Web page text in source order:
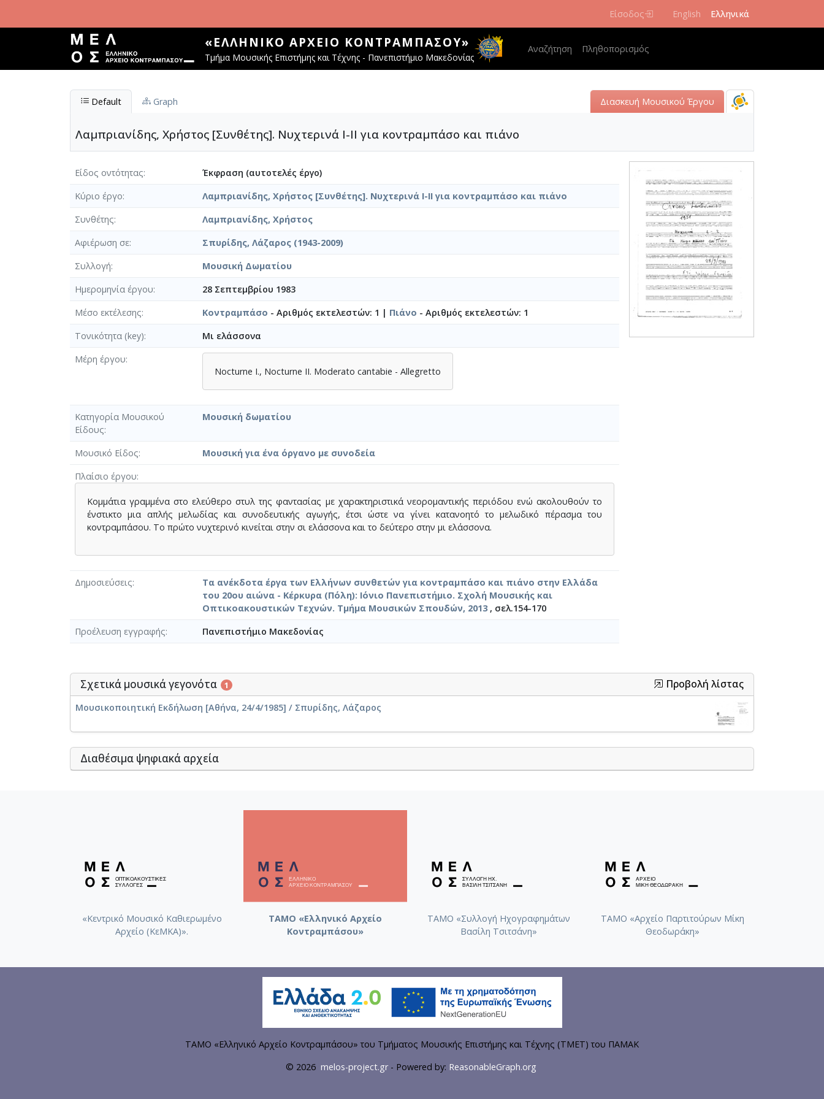
Είσοδος English Ελληνικά
«ΕΛΛΗΝΙΚΌ ΑΡΧΕΊΟ ΚΟΝΤΡΑΜΠΆΣΟΥ»
Τμήμα Μουσικής Επιστήμης και Τέχνης - Πανεπιστήμιο Μακεδονίας
Main navigation
Αναζήτηση Πληθοπορισμός
Default Graph Διασκευή Μουσικού Έργου
Λαμπριανίδης, Χρήστος [Συνθέτης]. Νυχτερινά Ι-ΙΙ για κοντραμπάσο και πιάνο
Είδος οντότητας
Έκφραση (αυτοτελές έργο)
Κύριο έργο
Λαμπριανίδης, Χρήστος [Συνθέτης]. Νυχτερινά Ι-ΙΙ για κοντραμπάσο και πιάνο
Συνθέτης
Λαμπριανίδης, Χρήστος
Αφιέρωση σε
Σπυρίδης, Λάζαρος (1943-2009)
Συλλογή
Μουσική Δωματίου
Ημερομηνία έργου
28 Σεπτεμβρίου 1983
Μέσο εκτέλεσης
Κοντραμπάσο - Αριθμός εκτελεστών: 1 | Πιάνο - Αριθμός εκτελεστών: 1
Τονικότητα (key)
Μι ελάσσονα
Μέρη έργου
Nocturne Ι., Nocturne ΙΙ. Moderato cantabie - Allegretto
Κατηγορία Μουσικού
Είδους
Μουσική δωματίου
Μουσικό Είδος
Μουσική για ένα όργανο με συνοδεία
Πλαίσιο έργου
Κομμάτια γραμμένα στο ελεύθερο στυλ της φαντασίας με χαρακτηριστικά νεορομαντικής περιόδου ενώ ακολουθούν το
ένστικτο μια απλής μελωδίας και συνοδευτικής αγωγής, έτσι ώστε να γίνει κατανοητό το μελωδικό πέρασμα του
κοντραμπάσου. Το πρώτο νυχτερινό κινείται στην σι ελάσσονα και το δεύτερο στην μι ελάσσονα.
Δημοσιεύσεις
Τα ανέκδοτα έργα των Ελλήνων συνθετών για κοντραμπάσο και πιάνο στην Ελλάδα
του 20ου αιώνα - Κέρκυρα (Πόλη): Ιόνιο Πανεπιστήμιο. Σχολή Μουσικής και
Οπτικοακουστικών Τεχνών. Τμήμα Μουσικών Σπουδών, 2013 , σελ.154-170
Προέλευση εγγραφής
Πανεπιστήμιο Μακεδονίας
Σχετικά μουσικά γεγονότα 1 Προβολή λίστας
Μουσικοποιητική Εκδήλωση [Αθήνα, 24/4/1985] / Σπυρίδης, Λάζαρος
Διαθέσιμα ψηφιακά αρχεία
«Κεντρικό Μουσικό Καθιερωμένο
Αρχείο (ΚεΜΚΑ)».
ΤΑΜΟ «Ελληνικό Αρχείο
Κοντραμπάσου»
ΤΑΜΟ «Συλλογή Ηχογραφημάτων
Βασίλη Τσιτσάνη»
ΤΑΜΟ «Αρχείο Παρτιτούρων Μίκη
Θεοδωράκη»
ΤΑΜΟ «Ελληνικό Αρχείο Κοντραμπάσου» του Τμήματος Μουσικής Επιστήμης και Τέχνης (ΤΜΕΤ) του ΠΑΜΑΚ
© 2026 melos-project.gr- Powered by: ReasonableGraph.org